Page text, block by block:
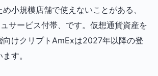
小規模店舗で使えないことがある、
サービス付帯、です。仮想通貨資産を
向けクリプトAmExは2027年以降の登
す。